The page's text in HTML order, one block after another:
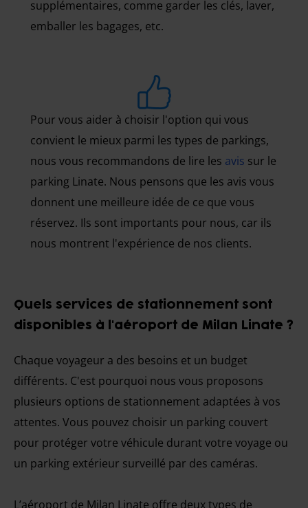
supplémentaires, comme garder les clés, laver,
emballer les bagages, etc.
Pour vous aider à choisir l'option qui vous
convient le mieux parmi les types de parkings,
nous vous recommandons de lire les avis sur le
parking Linate. Nous pensons que les avis vous
donnent une meilleure idée de ce que vous
réservez. Ils sont importants pour nous, car ils
nous montrent l'expérience de nos clients.
Quels services de stationnement sont
disponibles à l'aéroport de Milan Linate ?
Chaque voyageur a des besoins et un budget
différents. C'est pourquoi nous vous proposons
plusieurs options de stationnement adaptées à vos
attentes. Vous pouvez choisir un parking couvert
pour protéger votre véhicule durant votre voyage ou
un parking extérieur surveillé par des caméras.
L’aéroport de Milan Linate offre deux types de